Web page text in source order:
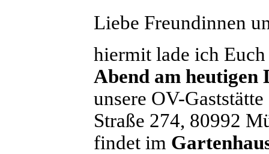
Liebe Freundinnen
hiermit lade ich
Abend am heutigen
unsere OV-Gaststätte
Straße 274, 80992
findet im